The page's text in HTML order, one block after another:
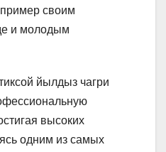
своим
и молодым
йылдыз чагри
высоких
одним из самых